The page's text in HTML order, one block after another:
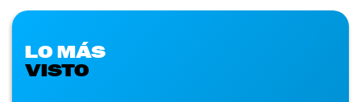
LO MÁS
VISTO